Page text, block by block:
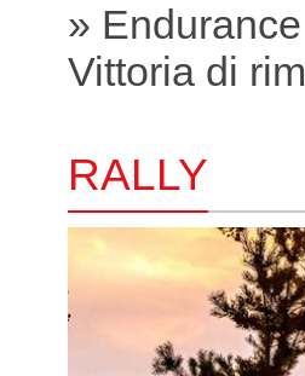
»
Vittoria di
RALLY